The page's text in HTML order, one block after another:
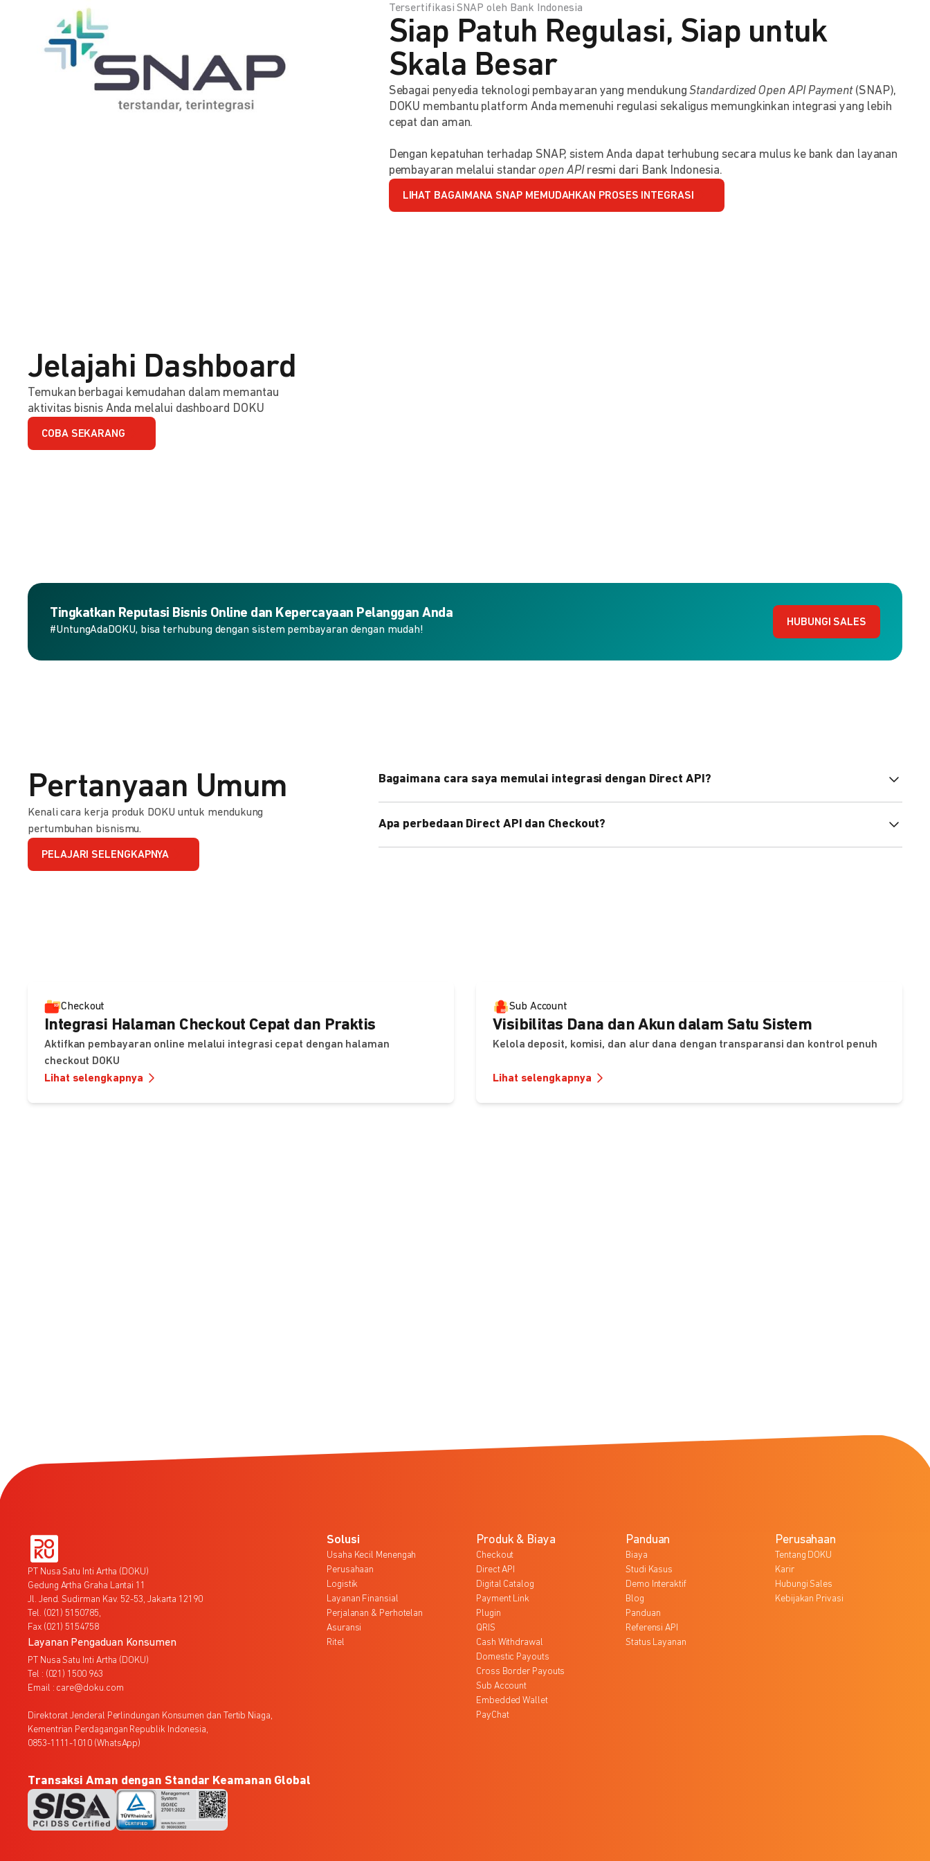
Tersertifikasi SNAP oleh Bank Indonesia
Siap Patuh Regulasi, Siap untuk
Skala Besar
Sebagai penyedia teknologi pembayaran yang mendukungStandardized Open API Payment(SNAP),
DOKU membantu platform Anda memenuhi regulasi sekaligus memungkinkan integrasi yang lebih
cepat dan aman.
Dengan kepatuhan terhadap SNAP, sistem Anda dapat terhubung secara mulus ke bank dan layanan
pembayaran melalui standaropen APIresmi dari Bank Indonesia.
LIHAT BAGAIMANA SNAP MEMUDAHKAN PROSES INTEGRASI
Jelajahi Dashboard
Temukan berbagai kemudahan dalam memantau
aktivitas bisnis Anda melalui dashboard DOKU
COBA SEKARANG
Tingkatkan Reputasi Bisnis Online dan Kepercayaan Pelanggan Anda
#UntungAdaDOKU, bisa terhubung dengan sistem pembayaran dengan mudah!
HUBUNGI SALES
Pertanyaan Umum
Kenali cara kerja produk DOKU untuk mendukung
pertumbuhan bisnismu.
PELAJARI SELENGKAPNYA
Bagaimana cara saya memulai integrasi dengan Direct API?
Pelajari selengkapnyadi sini.
Apa perbedaan Direct API dan Checkout?
Checkout
Integrasi Halaman Checkout Cepat dan Praktis
Aktifkan pembayaran online melalui integrasi cepat dengan halaman
checkout DOKU
Lihat selengkapnya
Sub Account
Visibilitas Dana dan Akun dalam Satu Sistem
Kelola deposit, komisi, dan alur dana dengan transparansi dan kontrol penuh
Lihat selengkapnya
PT Nusa Satu Inti Artha (DOKU)
Gedung Artha Graha Lantai 11
Jl. Jend. Sudirman Kav. 52-53, Jakarta 12190
Tel. (021) 5150785,
Fax (021) 5154758
Layanan Pengaduan Konsumen
PT Nusa Satu Inti Artha (DOKU)
Tel : (021) 1500 963
Email : care@doku.com
Direktorat Jenderal Perlindungan Konsumen dan Tertib Niaga,
Kementrian Perdagangan Republik Indonesia,
0853-1111-1010 (WhatsApp)
Solusi
Usaha Kecil Menengah
Perusahaan
Logistik
Layanan Finansial
Perjalanan & Perhotelan
Asuransi
Ritel
Produk & Biaya
Checkout
Direct API
Digital Catalog
Payment Link
Plugin
QRIS
Cash Withdrawal
Domestic Payouts
Cross Border Payouts
Sub Account
Embedded Wallet
PayChat
Panduan
Biaya
Studi Kasus
Demo Interaktif
Blog
Panduan
Referensi API
Status Layanan
Perusahaan
Tentang DOKU
Karir
Hubungi Sales
Kebijakan Privasi
Transaksi Aman dengan Standar Keamanan Global